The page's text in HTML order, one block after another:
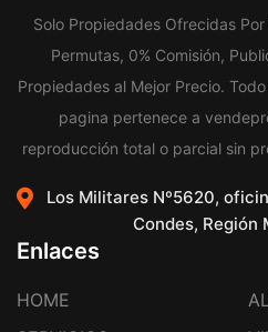
Solo Propiedades Ofrecidas
Permutas, 0% Comisión,
Propiedades al Mejor Precio.
pagina pertenece a
reproducción total o parcial sin
Los Militares Nº5620,
Condes, Región
Enlaces
HOME